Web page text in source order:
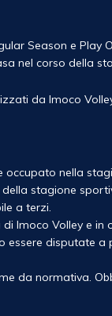
Season e Play
nel corso della
da Imoco
nella
stagione
a terzi.
Imoco Volley e
disputate
da normativa.